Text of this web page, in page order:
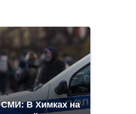
СМИ: В Химках на